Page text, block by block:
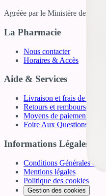
Agréée par le Ministère de la
La Pharmacie
Nous contacter
Horaires & Accès
Aide & Services
Livraison et frais de port
Retours et remboursements
Moyens de paiement
Foire Aux Questions (FAQ)
Informations Légales
Conditions Générales de
Mentions légales
Politique des cookies
Gestion des cookies